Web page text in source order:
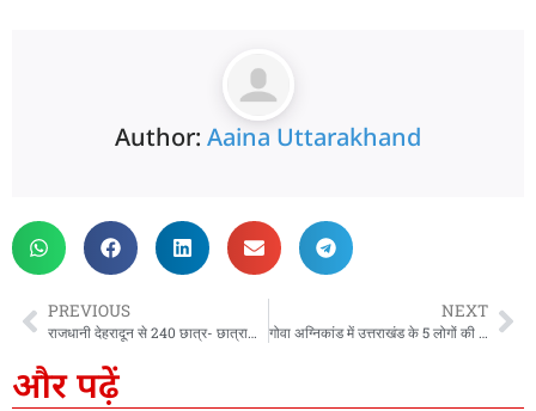
Author: Aaina Uttarakhand
PREVIOUS
राजधानी देहरादून से 240 छात्र- छात्राओं का दल भारत दर्शन शैक्षिक भ्रमण के लिए रवाना, सीएम धामी ने दिखाई हरी झंडी
NEXT
गोवा अग्निकांड में उत्तराखंड के 5 लोगों की मौत, सीएम धामी ने जताया दुख
और पढ़ें